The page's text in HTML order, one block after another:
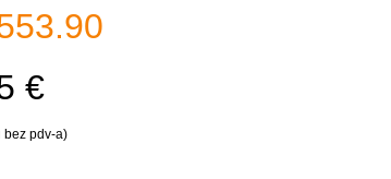
€
bez pdv-a)